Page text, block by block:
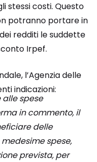
stessi costi. Questo
potranno portare in
redditi le suddette
Irpef.
l’Agenzia delle
indicazioni:
spese
in commento, il
delle
spese,
prevista, per